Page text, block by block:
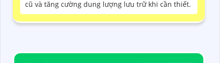
cũ và tăng cường dung lượng lưu trữ khi cần thiết.